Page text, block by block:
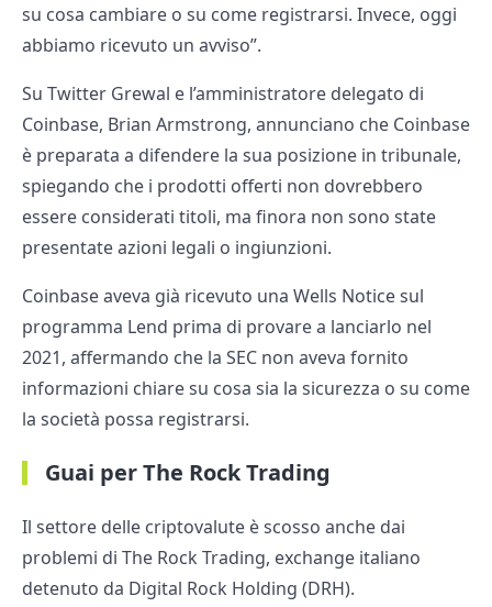
su cosa cambiare o su come registrarsi. Invece, oggi
abbiamo ricevuto un avviso”.
Su Twitter Grewal e l’amministratore delegato di
Coinbase, Brian Armstrong, annunciano che Coinbase
è preparata a difendere la sua posizione in tribunale,
spiegando che i prodotti offerti non dovrebbero
essere considerati titoli, ma finora non sono state
presentate azioni legali o ingiunzioni.
Coinbase aveva già ricevuto una Wells Notice sul
programma Lend prima di provare a lanciarlo nel
2021, affermando che la SEC non aveva fornito
informazioni chiare su cosa sia la sicurezza o su come
la società possa registrarsi.
Guai per The Rock Trading
Il settore delle criptovalute è scosso anche dai
problemi di The Rock Trading, exchange italiano
detenuto da Digital Rock Holding (DRH).